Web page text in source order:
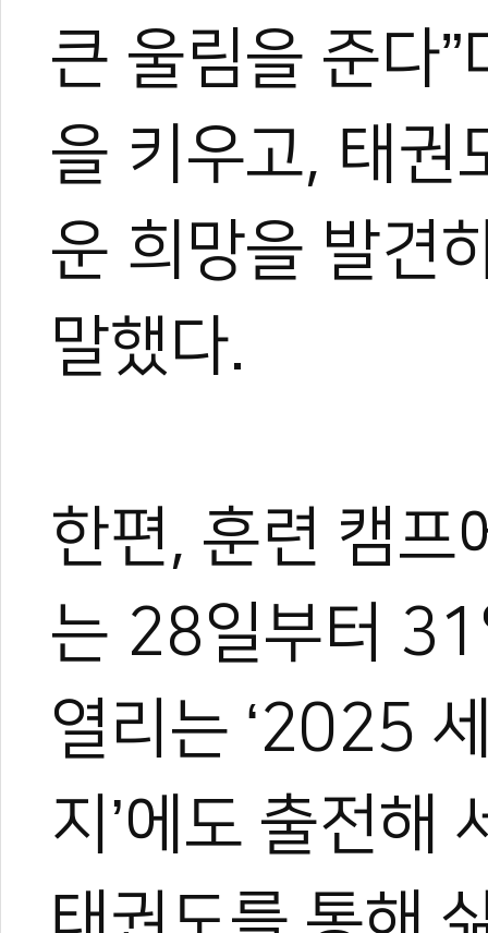
큰 울림을 준다
을 키우고, 태권
운 희망을 발견
말했다.
한편, 훈련 캠프
는 28일부터
열리는 ‘2025
지’에도 출전해
관련 뉴스
32강 탈락에도